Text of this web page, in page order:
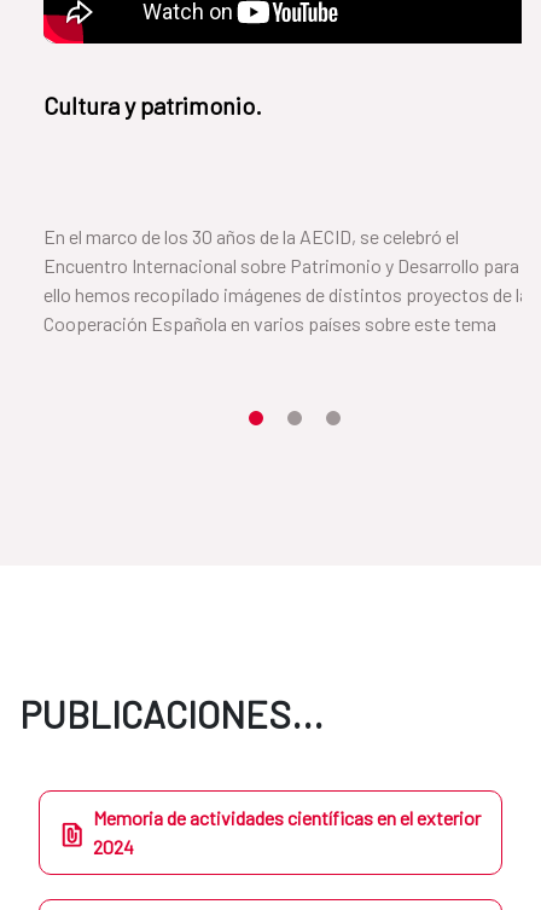
Cultura y patrimonio.
En el marco de los 30 años de la AECID, se celebró el
Encuentro Internacional sobre Patrimonio y Desarrollo para
ello hemos recopilado imágenes de distintos proyectos de la
Cooperación Española en varios países sobre este tema
Item 1Item2Item3
PUBLICACIONES...
Memoria de actividades científicas en el exterior
2024